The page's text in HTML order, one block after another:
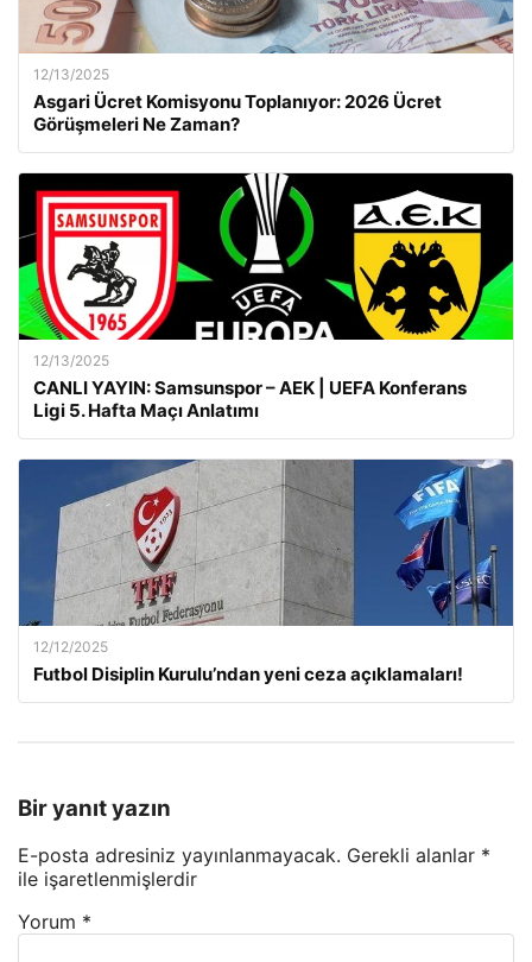
12/13/2025
Asgari Ücret Komisyonu Toplanıyor: 2026 Ücret
Görüşmeleri Ne Zaman?
12/13/2025
CANLI YAYIN: Samsunspor – AEK | UEFA Konferans
Ligi 5. Hafta Maçı Anlatımı
12/12/2025
Futbol Disiplin Kurulu’ndan yeni ceza açıklamaları!
Bir yanıt yazın
E-posta adresiniz yayınlanmayacak. Gerekli alanlar *
ile işaretlenmişlerdir
Yorum *